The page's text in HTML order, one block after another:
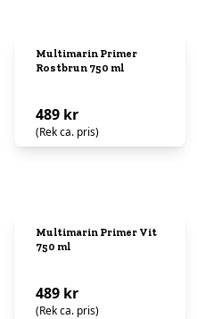
Multimarin Primer
Rostbrun 750 ml
489 kr
(Rek ca. pris)
Multimarin Primer Vit
750 ml
489 kr
(Rek ca. pris)